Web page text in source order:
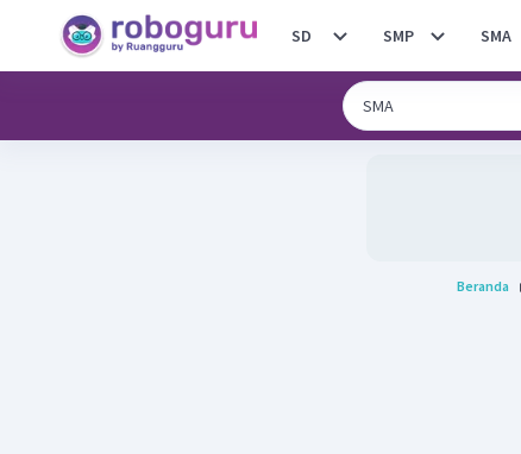
SD SMP SMA
Beranda